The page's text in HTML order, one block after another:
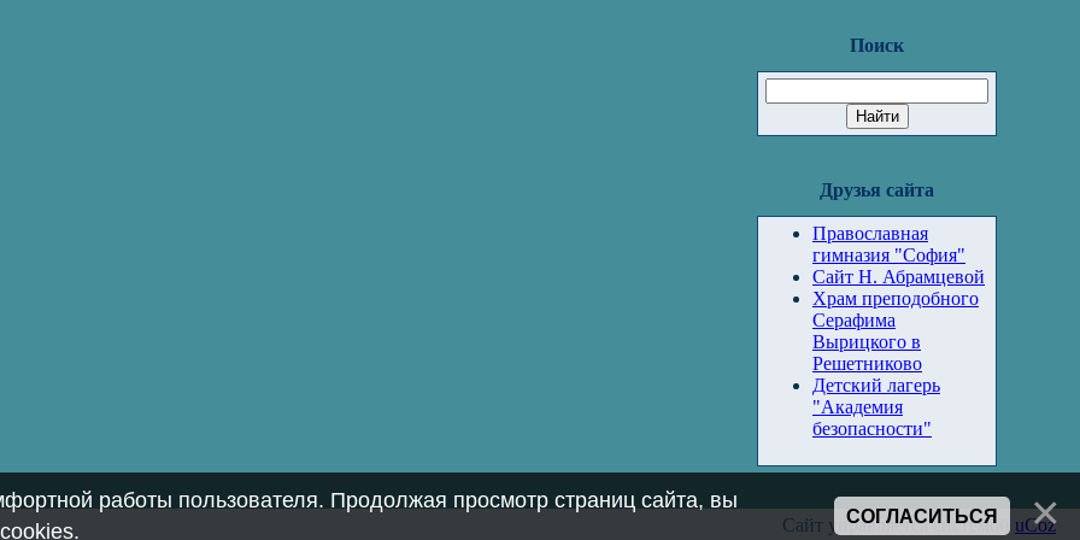
Поиск
Друзья сайта
Православная
гимназия "София"
Сайт Н. Абрамцевой
Храм преподобного
Серафима
Вырицкого в
Решетниково
Детский лагерь
"Академия
безопасности"
Сайт управляется системой uCoz
работы пользователя. Продолжая просмотр страниц сайта, вы
.
СОГЛАСИТЬСЯ